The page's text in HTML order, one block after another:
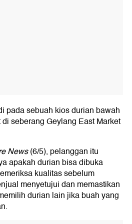
pada sebuah kios durian bawah
seberang Geylang East Market
News(6/5), pelanggan itu
apakah durian bisa dibuka
kualitas sebelum
menyetujui dan memastikan
durian lain jika buah yang